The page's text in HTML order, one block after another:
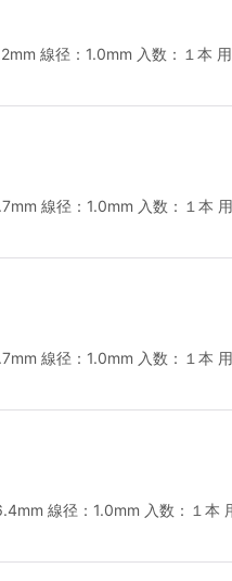
線径：1.0mm 入数：１本
線径：1.0mm 入数：１本
線径：1.0mm 入数：１本
線径：1.0mm 入数：１本